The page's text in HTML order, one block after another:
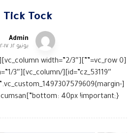
Tick Tock
Admin
يونيو ١٢, ٢٠١٧
bottom: 40px !important;}”]Nulla porttitor accumsan ...